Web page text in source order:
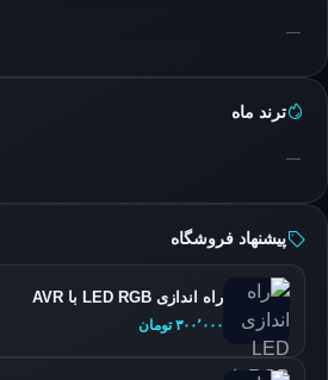
—
ترند ماه
—
پیشنهاد فروشگاه
راه اندازی LED RGB با AVR
۳۰۰٬۰۰۰ تومان